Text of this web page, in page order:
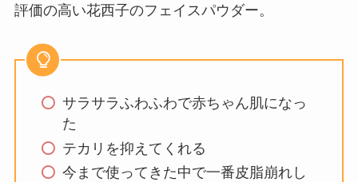
評価の高い花西子のフェイスパウダー。
サラサラふわふわで赤ちゃん肌になっ
た
テカリを抑えてくれる
今まで使ってきた中で一番皮脂崩れし